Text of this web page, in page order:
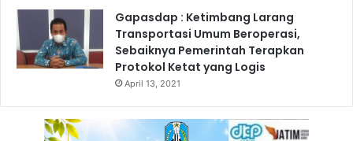
Gapasdap : Ketimbang Larang
Transportasi Umum Beroperasi,
Sebaiknya Pemerintah Terapkan
Protokol Ketat yang Logis
April 13, 2021